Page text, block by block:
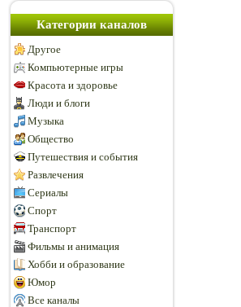
Категории каналов
Другое
Компьютерные игры
Красота и здоровье
Люди и блоги
Музыка
Общество
Путешествия и события
Развлечения
Сериалы
Спорт
Транспорт
Фильмы и анимация
Хобби и образование
Юмор
Все каналы